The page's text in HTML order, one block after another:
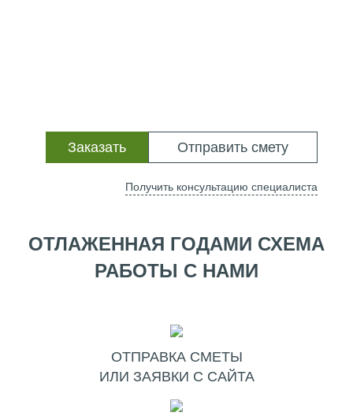
Отправить смету
Заказать
Получить консультацию специалиста
ОТЛАЖЕННАЯ ГОДАМИ СХЕМА
РАБОТЫ С НАМИ
ОТПРАВКА СМЕТЫ
ИЛИ ЗАЯВКИ С САЙТА